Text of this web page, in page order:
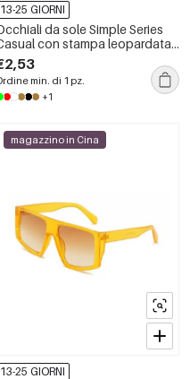
13-25 GIORNI
da sole Simple Series
con stampa leopardata
sfumature di colore miste.
min. di 1 pz.
+1
magazzino in Cina
13-25 GIORNI